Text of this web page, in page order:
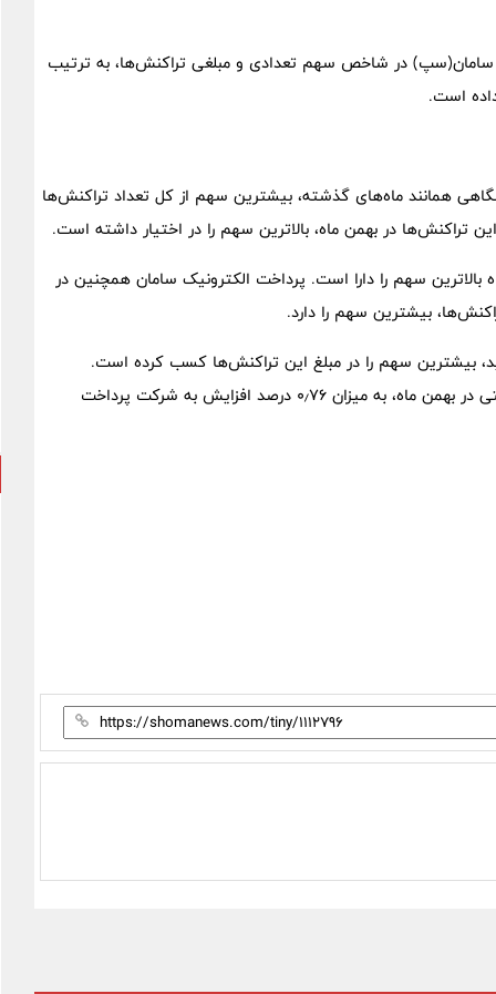
سامان(سپ) در شاخص سهم تعدادی و مبلغی تراکنش‌ها، به ترتیب
همانند ماه‌های گذشته، بیشترین سهم از کل تعداد تراکنش‌ها
بهمن ماه بالاترین سهم را دارا است. پرداخت الکترونیک سامان همچنین در
تراکنش‌های خرید، بیشترین سهم را در مبلغ این تراکنش‌ها کسب کرده است.
همچنین بیشترین رشد در تعداد تراکنش‌های ابزار پذیرش اینترنتی در بهمن ماه، به میزان ۰٫۷۶ درصد افزایش به شرکت پرداخت